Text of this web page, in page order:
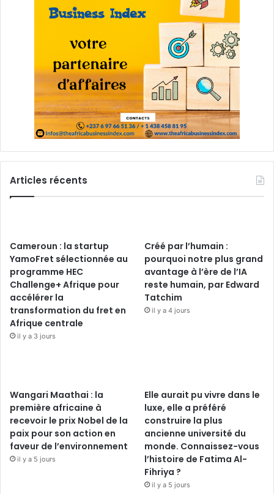
Articles récents
Cameroun : la startup
YamoFret sélectionnée au
programme HEC
Challenge+ Afrique pour
accélérer la
transformation du fret en
Afrique centrale
il y a 3 jours
Créé par l’humain :
pourquoi notre plus grand
avantage à l’ère de l’IA
reste humain, par Edward
Tatchim
il y a 4 jours
Wangari Maathai : la
première africaine à
recevoir le prix Nobel de la
paix pour son action en
faveur de l’environnement
il y a 5 jours
Elle aurait pu vivre dans le
luxe, elle a préféré
construire la plus
ancienne université du
monde. Connaissez-vous
l’histoire de Fatima Al-
Fihriya ?
il y a 5 jours